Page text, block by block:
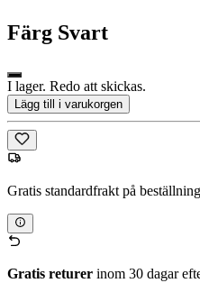
Färg Svart
I lager. Redo att skickas.
Lägg till i varukorgen
Gratis standardfrakt på
Gratis returer inom 30 dagar